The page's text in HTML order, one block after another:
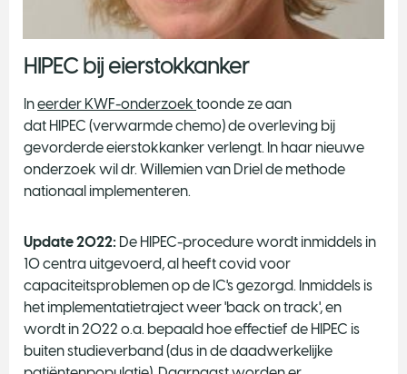
HIPEC bij eierstokkanker
Ineerder KWF-onderzoek toonde ze aan
dat HIPEC (verwarmde chemo) de overleving bij
gevorderde eierstokkanker verlengt. In haar nieuwe
onderzoek wil dr. Willemien van Driel de methode
nationaal implementeren.
Update 2022: De HIPEC-procedure wordt inmiddels in
10 centra uitgevoerd, al heeft covid voor
capaciteitsproblemen op de IC's gezorgd. Inmiddels is
het implementatietraject weer 'back on track', en
wordt in 2022 o.a. bepaald hoe effectief de HIPEC is
buiten studieverband (dus in de daadwerkelijke